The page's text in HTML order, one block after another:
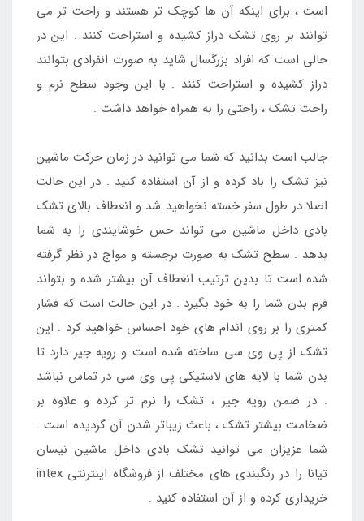
است ، برای اینکه آن ها کوچک تر هستند و راحت تر می
توانند بر روی تشک دراز کشیده و استراحت کنند . این در
حالی است که افراد بزرگسال شاید به صورت انفرادی بتوانند
دراز کشیده و استراحت کنند . با این وجود سطح نرم و
راحت تشک ، راحتی را به همراه خواهد داشت .
جالب است بدانید که شما می توانید در زمان حرکت ماشین
نیز تشک را باد کرده و از آن استفاده کنید . در این حالت
اصلا در طول سفر خسته نخواهید شد و انعطاف بالای تشک
بادی داخل ماشین می تواند حس خوشایندی را به شما
بدهد . سطح تشک به صورت برجسته و مواج در نظر گرفته
شده است تا بدین ترتیب انعطاف آن بیشتر شده و بتواند
فرم بدن شما را به خود بگیرد . در این حالت است که فشار
کمتری را بر روی اندام های خود احساس خواهید کرد . این
تشک از پی وی سی ساخته شده است و رویه جیر دارد تا
بدن شما با لایه های لاستیکی پی وی سی در تماس نباشد
. در ضمن رویه جیر ، تشک را نرم تر کرده و علاوه بر
ضخامت بیشتر تشک ، باعث زیباتر شدن آن گردیده است .
شما عزیزان می توانید تشک بادی داخل ماشین نیسان
تیانا را در رنگبندی های مختلف از فروشگاه اینترنتی intex
خریداری کرده و از آن استفاده کنید .